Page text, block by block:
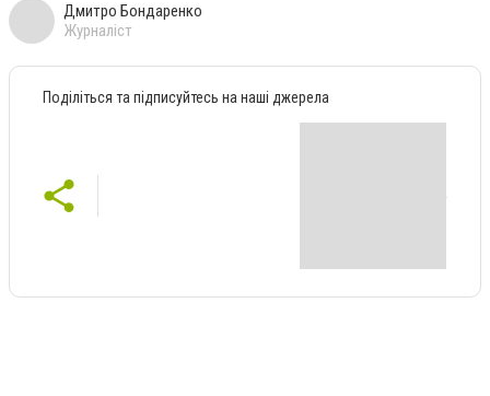
Дмитро Бондаренко
Журналіст
Поділіться та підписуйтесь на наші джерела